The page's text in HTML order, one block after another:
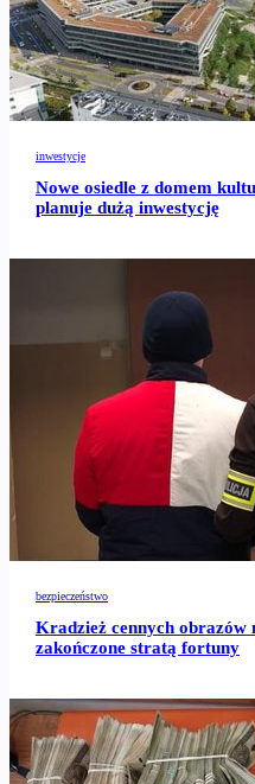
inwestycje
Nowe osiedle z domem
planuje dużą inwestycję
bezpieczeństwo
Kradzież cennych obrazów
zakończone stratą fortuny